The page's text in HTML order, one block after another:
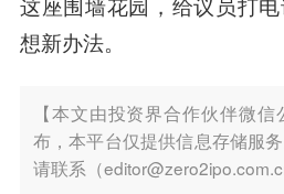
想新办法。
【本文由投资界合作伙伴微
布，本平台仅提供信息存储服
请联系（